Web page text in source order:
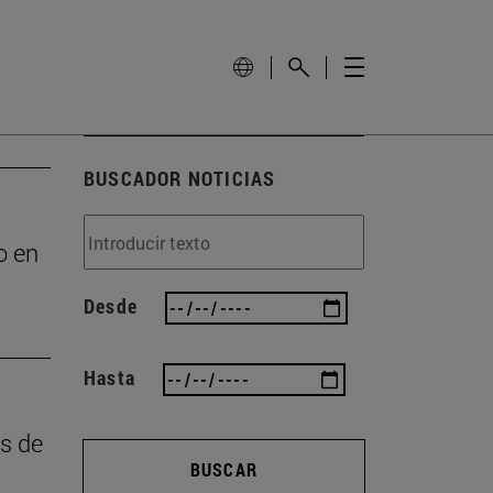
en
de
BUSCADOR NOTICIAS
Desde
Hasta
BUSCAR